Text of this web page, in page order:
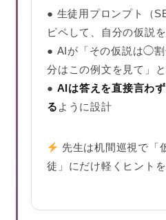
● 生徒用プロンプト（
ピペして、自分の仮説
● AIが「その仮説は◯
分はこの例文を見て」
● AIは答えを直接言わ
る ように設計
先生は机間巡視で「
徒」にだけ軽くヒント